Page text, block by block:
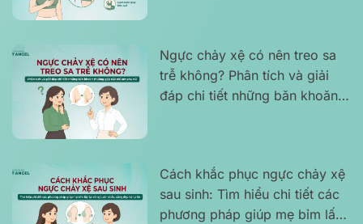
Ngực chảy xệ có nên treo sa
trễ không? Phân tích và giải
đáp chi tiết những băn khoăn
Cách khắc phục ngực chảy xệ
sau sinh: Tìm hiểu chi tiết các
phương pháp giúp mẹ bỉm lấy